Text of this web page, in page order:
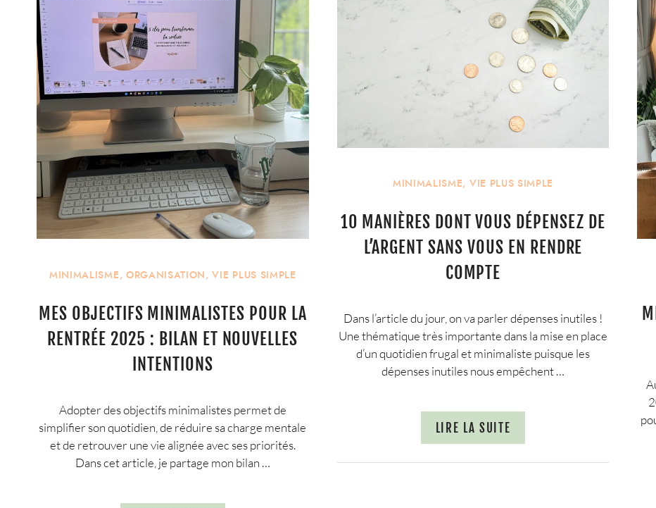
MINIMALISME, ORGANISATION,VIE PLUS SIMPLE
MES OBJECTIFS MINIMALISTES POUR LA
RENTRÉE 2025 : BILAN ET NOUVELLES
INTENTIONS
Adopter des objectifs minimalistes permet de
simplifier son quotidien, de réduire sa charge mentale
et de retrouver une vie alignée avec ses priorités.
Dans cet article, je partage mon bilan …
MINIMALISME, VIE PLUS SIMPLE
10 MANIÈRES DONT VOUS DÉPENSEZ DE
L’ARGENT SANS VOUS EN RENDRE
COMPTE
Dans l’article du jour, on va parler dépenses inutiles !
Une thématique très importante dans la mise en place
d’un quotidien frugal et minimaliste puisque les
dépenses inutiles nous empêchent …
LIRE LA SUITE